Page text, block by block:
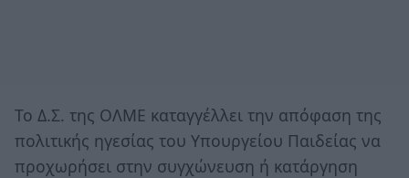
Το Δ.Σ. της ΟΛΜΕ καταγγέλλει την απόφαση της
πολιτικής ηγεσίας του Υπουργείου Παιδείας να
προχωρήσει στην συγχώνευση ή κατάργηση